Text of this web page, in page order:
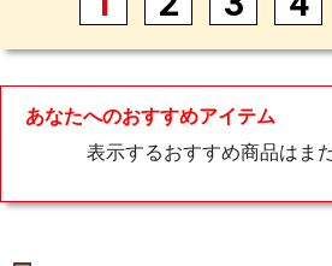
あなたへのおすすめアイテム
表示するおすすめ商品はま